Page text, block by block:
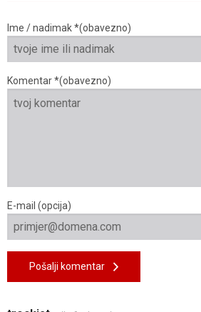
Ime / nadimak *(obavezno)
Komentar *(obavezno)
E-mail (opcija)
Pošalji komentar